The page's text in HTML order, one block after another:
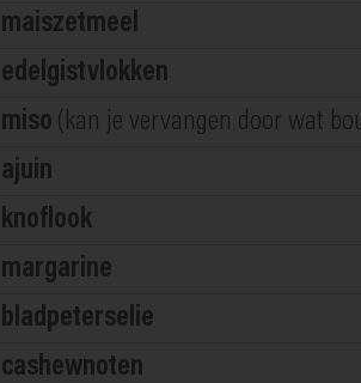
maiszetmeel
edelgistvlokken
miso (kan je vervangen door wat
ajuin
knoflook
margarine
bladpeterselie
cashewnoten